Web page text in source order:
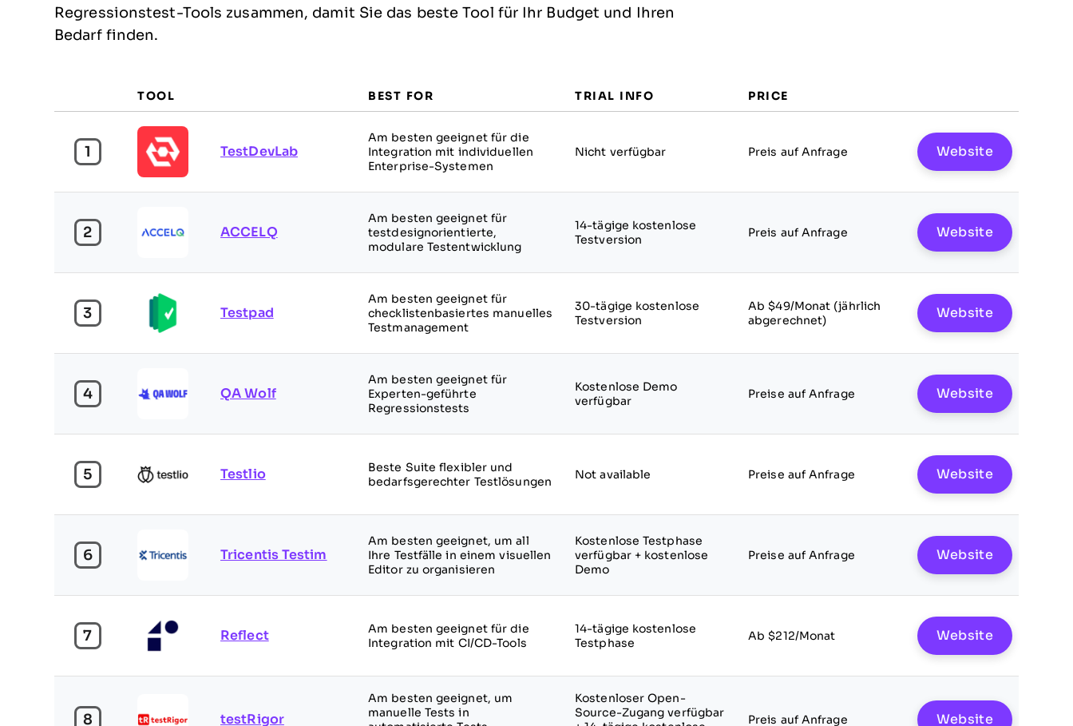
Regressionstest-Tools zusammen, damit Sie das beste Tool für Ihr Budget und Ihren
Bedarf finden.
TOOL BEST FOR TRIAL INFO PRICE
1 TestDevLab
Am besten geeignet für die
Integration mit individuellen
Enterprise-Systemen
Nicht verfügbar Preis auf Anfrage Website
2 ACCELQ
Am besten geeignet für
testdesignorientierte,
modulare Testentwicklung
14-tägige kostenlose
Testversion
Preis auf Anfrage Website
3 Testpad
Am besten geeignet für
checklistenbasiertes manuelles
Testmanagement
30-tägige kostenlose
Testversion
Ab $49/Monat (jährlich
abgerechnet)
Website
4 QA Wolf
Am besten geeignet für
Experten-geführte
Regressionstests
Kostenlose Demo
verfügbar
Preise auf Anfrage Website
5 Testlio
Beste Suite flexibler und
bedarfsgerechter Testlösungen
Not available Preise auf Anfrage Website
6 Tricentis Testim
Am besten geeignet, um all
Ihre Testfälle in einem visuellen
Editor zu organisieren
Kostenlose Testphase
verfügbar + kostenlose
Demo
Preise auf Anfrage Website
7 Reflect
Am besten geeignet für die
Integration mit CI/CD-Tools
14-tägige kostenlose
Testphase
Ab $212/Monat Website
8 testRigor
Am besten geeignet, um
manuelle Tests in
Kostenloser Open-
Source-Zugang verfügbar
Preis auf Anfrage Website